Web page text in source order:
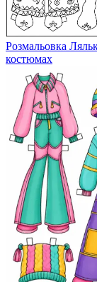
Розмальовка
костюмах